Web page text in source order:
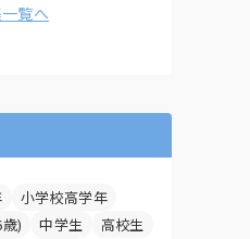
覧へ
小学校高学年
) 中学生
高校生